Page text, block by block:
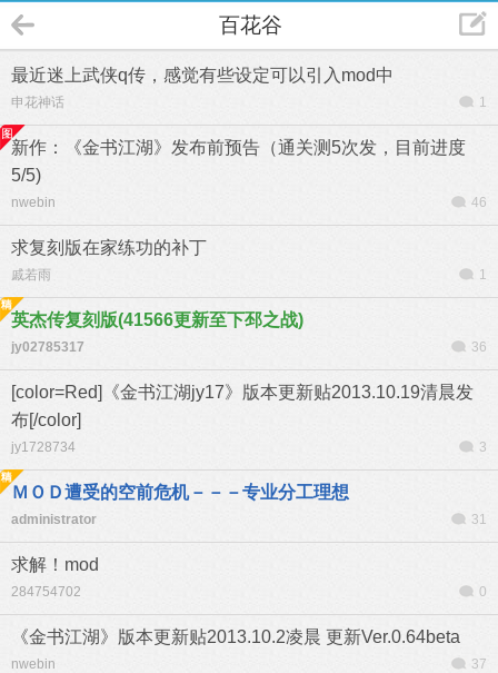
百花谷
最近迷上武侠q传，感觉有些设定可以引入mod中
申花神话 1
新作：《金书江湖》发布前预告（通关测5次发，目前进度
5/5)
nwebin 46
求复刻版在家练功的补丁
戚若雨 1
英杰传复刻版(41566更新至下邳之战)
jy02785317 36
[color=Red]《金书江湖jy17》版本更新贴2013.10.19清晨发
布[/color]
jy1728734 3
ＭＯＤ遭受的空前危机－－－专业分工理想
administrator 31
求解！mod
284754702 0
《金书江湖》版本更新贴2013.10.2凌晨 更新Ver.0.64beta
nwebin 37